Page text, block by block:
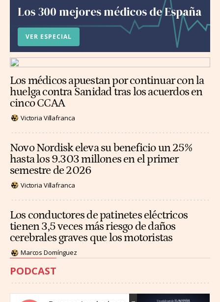
Los 300 mejores médicos de España
VER ESPECIAL
Los médicos apuestan por continuar con la
huelga contra Sanidad tras los acuerdos en
cinco CCAA
Victoria Villafranca
Novo Nordisk eleva su beneficio un 25%
hasta los 9.303 millones en el primer
semestre de 2026
Victoria Villafranca
Los conductores de patinetes eléctricos
tienen 3,5 veces más riesgo de daños
cerebrales graves que los motoristas
Marcos Domínguez
PODCAST